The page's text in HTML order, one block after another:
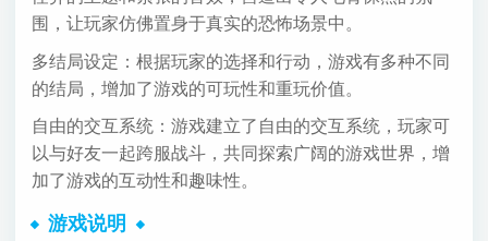
围，让玩家仿佛置身于真实的恐怖场景中。
多结局设定：根据玩家的选择和行动，游戏有多种不同
的结局，增加了游戏的可玩性和重玩价值。
自由的交互系统：游戏建立了自由的交互系统，玩家可
以与好友一起跨服战斗，共同探索广阔的游戏世界，增
加了游戏的互动性和趣味性。
游戏说明